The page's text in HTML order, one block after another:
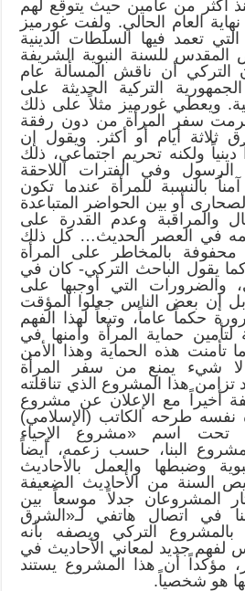
أكثر من عامين حيث يتوقع لهم
العام الحالي. ولفت غورميز
التي تعمد فيها السلطات الدينية
المقدس للسنة النبوية الشريفة
التركي أن ناقش المسألة عام
التركية الحديثة على
ويعطي غورميز مثلاً على ذلك
سفر المرأة من دون رفقة
ثلاثة أيام أو أكثر. ويقول إن
ولكنه تحريم اجتماعي، ذلك
وفي الفترات اللاحقة
بالنسبة للمرأة عندما تكون
أو بين الحواضر المتباعدة
والمراقبة وعدم القدرة على
في العصر الحديث… كل ذلك
بالمخاطر على المرأة
يقول الباحث التركي- كان في
التي أوجبها على
بل إن بعض الناس جعلوا المؤقت
حكماً عاماً، وتبعاً لهذا الفهم
حماية المرأة وأمنها في
تأمنت هذه الحماية وهذا الأمن
شيء يمنع من سفر المرأة
تزامن هذا المشروع الذي تناقلته
أخيراً مع الإعلان عن مشروع
نفسه طرحه الكاتب (الإسلامي)
تحت اسم «مشروع الإحياء
البنا، حسب زعمه، أيضاً
وضبطها والعمل بالأحاديث
السنة من الأحاديث الضعيفة
المشروعان جدلاً موسعاً بين
في اتصال هاتفي لـ«الشرق
التركي ويصفه بأنه
جديد لمعاني الأحاديث في
مؤكداً أن هذا المشروع يستند
هو شخصياً.